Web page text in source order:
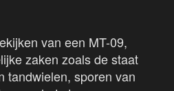
van een MT-09,
zaken zoals de staat
tandwielen, sporen van